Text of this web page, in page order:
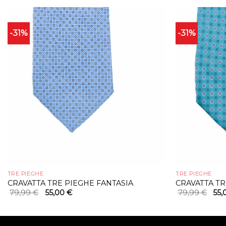
-31%
TRE PIEGHE
CRAVATTA TRE PIEGHE FANTASIA
79,99€ Il
prezzo
55,00 €Il
-31%
TRE PIEGHE
CRAVATTA
79,99€ Il